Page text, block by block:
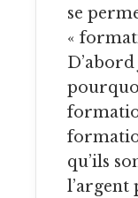
se
«
qu’ils
l’argent